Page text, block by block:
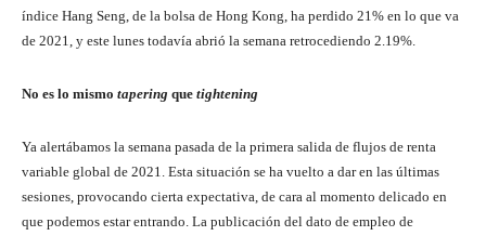
índice Hang Seng, de la bolsa de Hong Kong, ha perdido 21% en lo que va
de 2021, y este lunes todavía abrió la semana retrocediendo 2.19%.
No es lo mismo tapering que tightening
Ya alertábamos la semana pasada de la primera salida de flujos de renta
variable global de 2021. Esta situación se ha vuelto a dar en las últimas
sesiones, provocando cierta expectativa, de cara al momento delicado en
que podemos estar entrando. La publicación del dato de empleo de